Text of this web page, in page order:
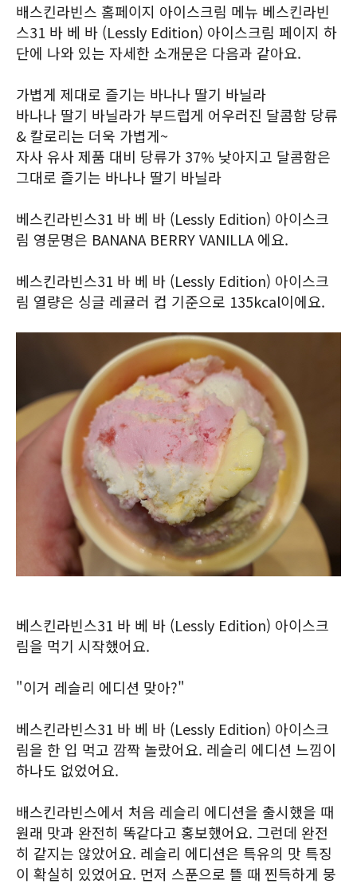
배스킨라빈스 홈페이지 아이스크림 메뉴 베스킨라빈
스31 바 베 바 (Lessly Edition) 아이스크림 페이지 하
단에 나와 있는 자세한 소개문은 다음과 같아요.
가볍게 제대로 즐기는 바나나 딸기 바닐라
바나나 딸기 바닐라가 부드럽게 어우러진 달콤함 당류
& 칼로리는 더욱 가볍게~
자사 유사 제품 대비 당류가 37% 낮아지고 달콤함은
그대로 즐기는 바나나 딸기 바닐라
베스킨라빈스31 바 베 바 (Lessly Edition) 아이스크
림 영문명은 BANANA BERRY VANILLA 에요.
베스킨라빈스31 바 베 바 (Lessly Edition) 아이스크
림 열량은 싱글 레귤러 컵 기준으로 135kcal이에요.
베스킨라빈스31 바 베 바 (Lessly Edition) 아이스크
림을 먹기 시작했어요.
"이거 레슬리 에디션 맞아?"
베스킨라빈스31 바 베 바 (Lessly Edition) 아이스크
림을 한 입 먹고 깜짝 놀랐어요. 레슬리 에디션 느낌이
하나도 없었어요.
배스킨라빈스에서 처음 레슬리 에디션을 출시했을 때
원래 맛과 완전히 똑같다고 홍보했어요. 그런데 완전
히 같지는 않았어요. 레슬리 에디션은 특유의 맛 특징
이 확실히 있었어요. 먼저 스푼으로 뜰 때 찐득하게 뭉